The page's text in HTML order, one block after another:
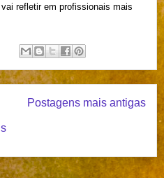
refletir em profissionais mais
Postagens mais antigas